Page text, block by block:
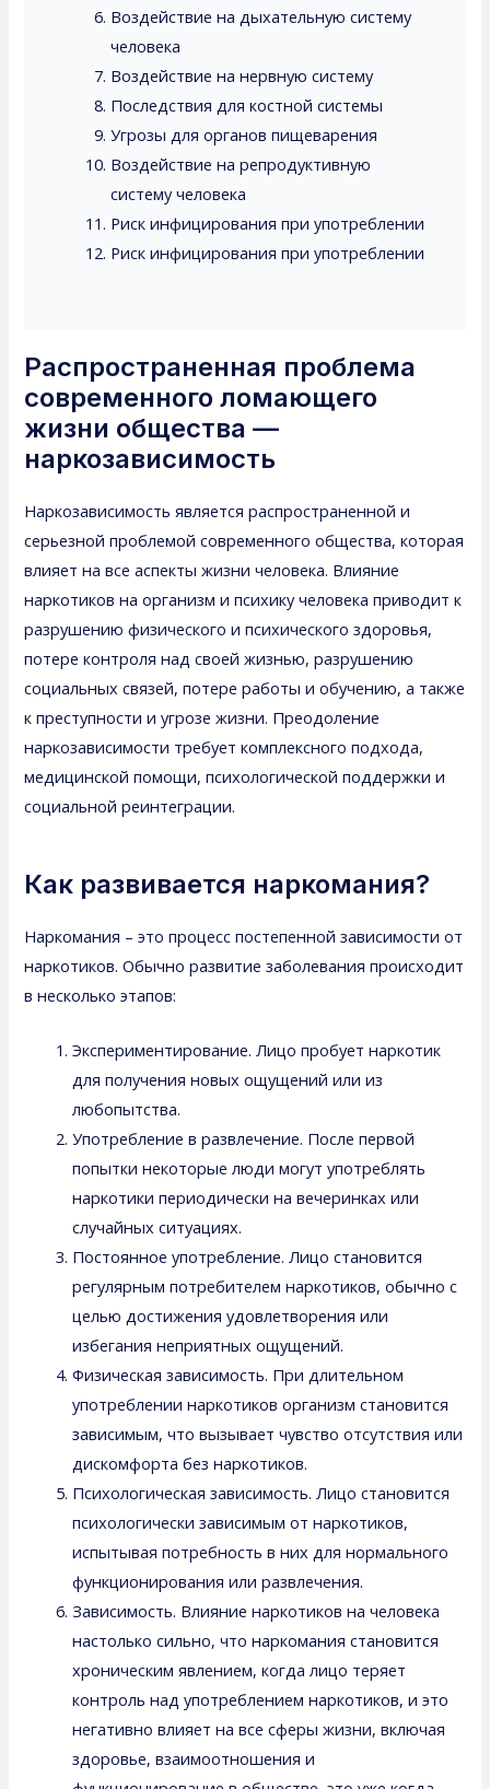
Воздействие на дыхательную систему
человека
Воздействие на нервную систему
Последствия для костной системы
Угрозы для органов пищеварения
Воздействие на репродуктивную
систему человека
Риск инфицирования при употреблении
Риск инфицирования при употреблении
Распространенная проблема
современного ломающего
жизни общества —
наркозависимость
Наркозависимость является распространенной и
серьезной проблемой современного общества, которая
влияет на все аспекты жизни человека. Влияние
наркотиков на организм и психику человека приводит к
разрушению физического и психического здоровья,
потере контроля над своей жизнью, разрушению
социальных связей, потере работы и обучению, а также
к преступности и угрозе жизни. Преодоление
наркозависимости требует комплексного подхода,
медицинской помощи, психологической поддержки и
социальной реинтеграции.
Как развивается наркомания?
Наркомания – это процесс постепенной зависимости от
наркотиков. Обычно развитие заболевания происходит
в несколько этапов:
Экспериментирование. Лицо пробует наркотик
для получения новых ощущений или из
любопытства.
Употребление в развлечение. После первой
попытки некоторые люди могут употреблять
наркотики периодически на вечеринках или
случайных ситуациях.
Постоянное употребление. Лицо становится
регулярным потребителем наркотиков, обычно с
целью достижения удовлетворения или
избегания неприятных ощущений.
Физическая зависимость. При длительном
употреблении наркотиков организм становится
зависимым, что вызывает чувство отсутствия или
дискомфорта без наркотиков.
Психологическая зависимость. Лицо становится
психологически зависимым от наркотиков,
испытывая потребность в них для нормального
функционирования или развлечения.
Зависимость. Влияние наркотиков на человека
настолько сильно, что наркомания становится
хроническим явлением, когда лицо теряет
контроль над употреблением наркотиков, и это
негативно влияет на все сферы жизни, включая
здоровье, взаимоотношения и